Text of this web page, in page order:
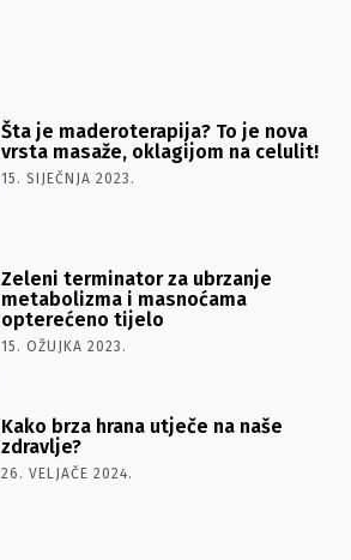
Šta je maderoterapija? To je nova
vrsta masaže, oklagijom na celulit!
15. SIJEČNJA 2023.
Zeleni terminator za ubrzanje
metabolizma i masnoćama
opterećeno tijelo
15. OŽUJKA 2023.
Kako brza hrana utječe na naše
zdravlje?
26. VELJAČE 2024.